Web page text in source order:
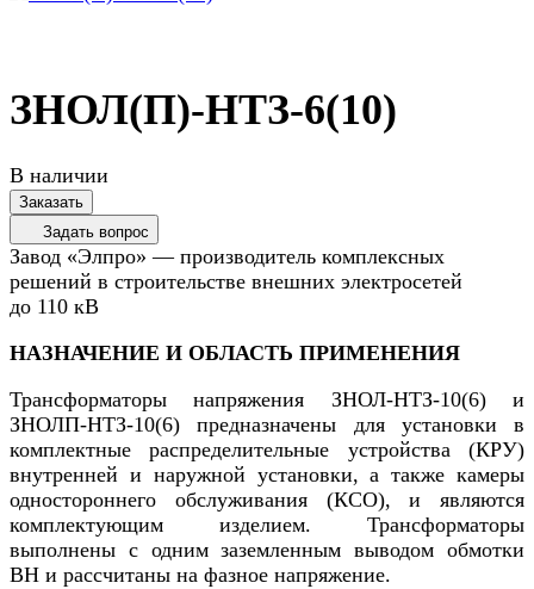
ЗНОЛ(П)-НТЗ-6(10)
В наличии
Заказать
Задать вопрос
Завод «Элпро» — производитель комплексных
решений в строительстве внешних электросетей
до 110 кВ
НАЗНАЧЕНИЕ И ОБЛАСТЬ ПРИМЕНЕНИЯ
Трансформаторы напряжения ЗНОЛ-НТЗ-10(6) и
ЗНОЛП-НТЗ-10(6) предназначены для установки в
комплектные распределительные устройства (КРУ)
внутренней и наружной установки, а также камеры
одностороннего обслуживания (КСО), и являются
комплектующим изделием. Трансформаторы
выполнены с одним заземленным выводом обмотки
ВН и рассчитаны на фазное напряжение.